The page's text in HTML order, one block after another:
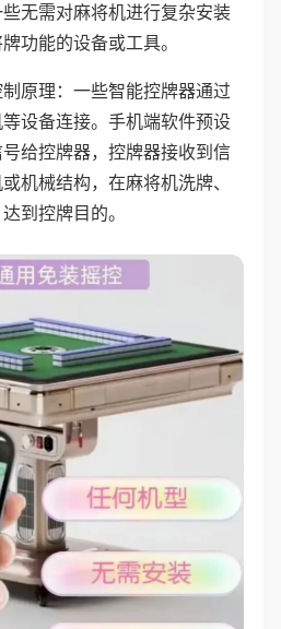
无需对麻将机进行复杂安装
功能的设备或工具。
原理：一些智能控牌器通过
设备连接。手机端软件预设
给控牌器，控牌器接收到信
机械结构，在麻将机洗牌、
到控牌目的。